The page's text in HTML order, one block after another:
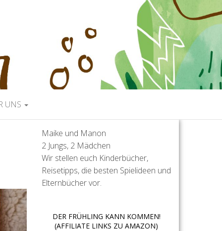
UNS
Maike und Manon
2 Jungs, 2 Mädchen
Wir stellen euch Kinderbücher,
Reisetipps, die besten Spielideen und
Elternbücher vor.
DER FRÜHLING KANN KOMMEN!
(AFFILIATE LINKS ZU AMAZON)